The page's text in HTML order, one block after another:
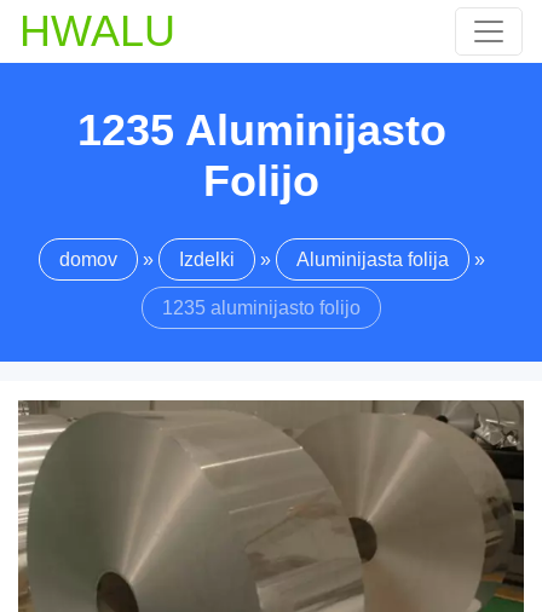
HWALU
1235 Aluminijasto
Folijo
domov » Izdelki » Aluminijasta folija »
1235 aluminijasto folijo